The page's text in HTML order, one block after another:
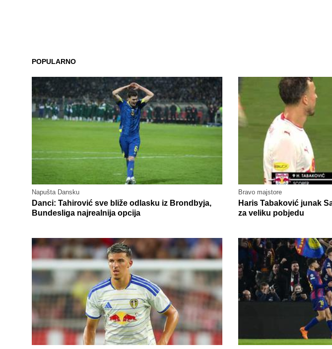
POPULARNO
Napušta Dansku
Danci: Tahirović sve bliže odlasku iz Brondbyja,
Bundesliga najrealnija opcija
Bravo majstore
Haris Tabaković junak
za veliku pobjedu